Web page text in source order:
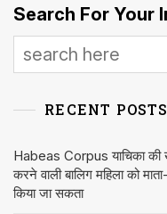
Search For Your
RECENT POSTS
Habeas Corpus याचिका की
करने वाली बालिग महिला को
किया जा सकता